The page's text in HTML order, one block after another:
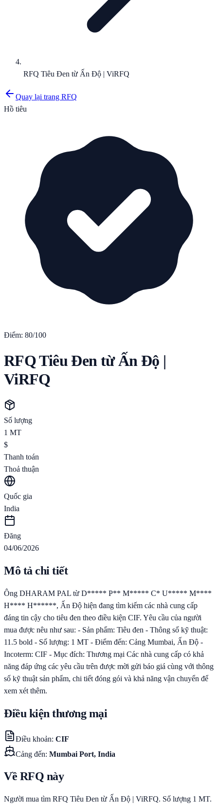
RFQ Tiêu Đen từ Ấn Độ | ViRFQ
Quay lại trang RFQ
Hồ tiêu
Điểm: 80/100
RFQ Tiêu Đen từ Ấn Độ |
ViRFQ
Số lượng
1 MT
$
Thanh toán
Thoả thuận
Quốc gia
India
Đăng
04/06/2026
Mô tả chi tiết
Ông DHARAM PAL từ D***** P** M***** C* U***** M****
H**** H******, Ấn Độ hiện đang tìm kiếm các nhà cung cấp
đáng tin cậy cho tiêu đen theo điều kiện CIF. Yêu cầu của người
mua được nêu như sau: - Sản phẩm: Tiêu đen - Thông số kỹ thuật:
11.5 bold - Số lượng: 1 MT - Điểm đến: Cảng Mumbai, Ấn Độ -
Incoterm: CIF - Mục đích: Thương mại Các nhà cung cấp có khả
năng đáp ứng các yêu cầu trên được mời gửi báo giá cùng với thông
số kỹ thuật sản phẩm, chi tiết đóng gói và khả năng vận chuyển để
xem xét thêm.
Điều kiện thương mại
Điều khoản: CIF
Cảng đến: Mumbai Port, India
Về RFQ này
Người mua tìm RFQ Tiêu Đen từ Ấn Độ | ViRFQ. Số lượng 1 MT.